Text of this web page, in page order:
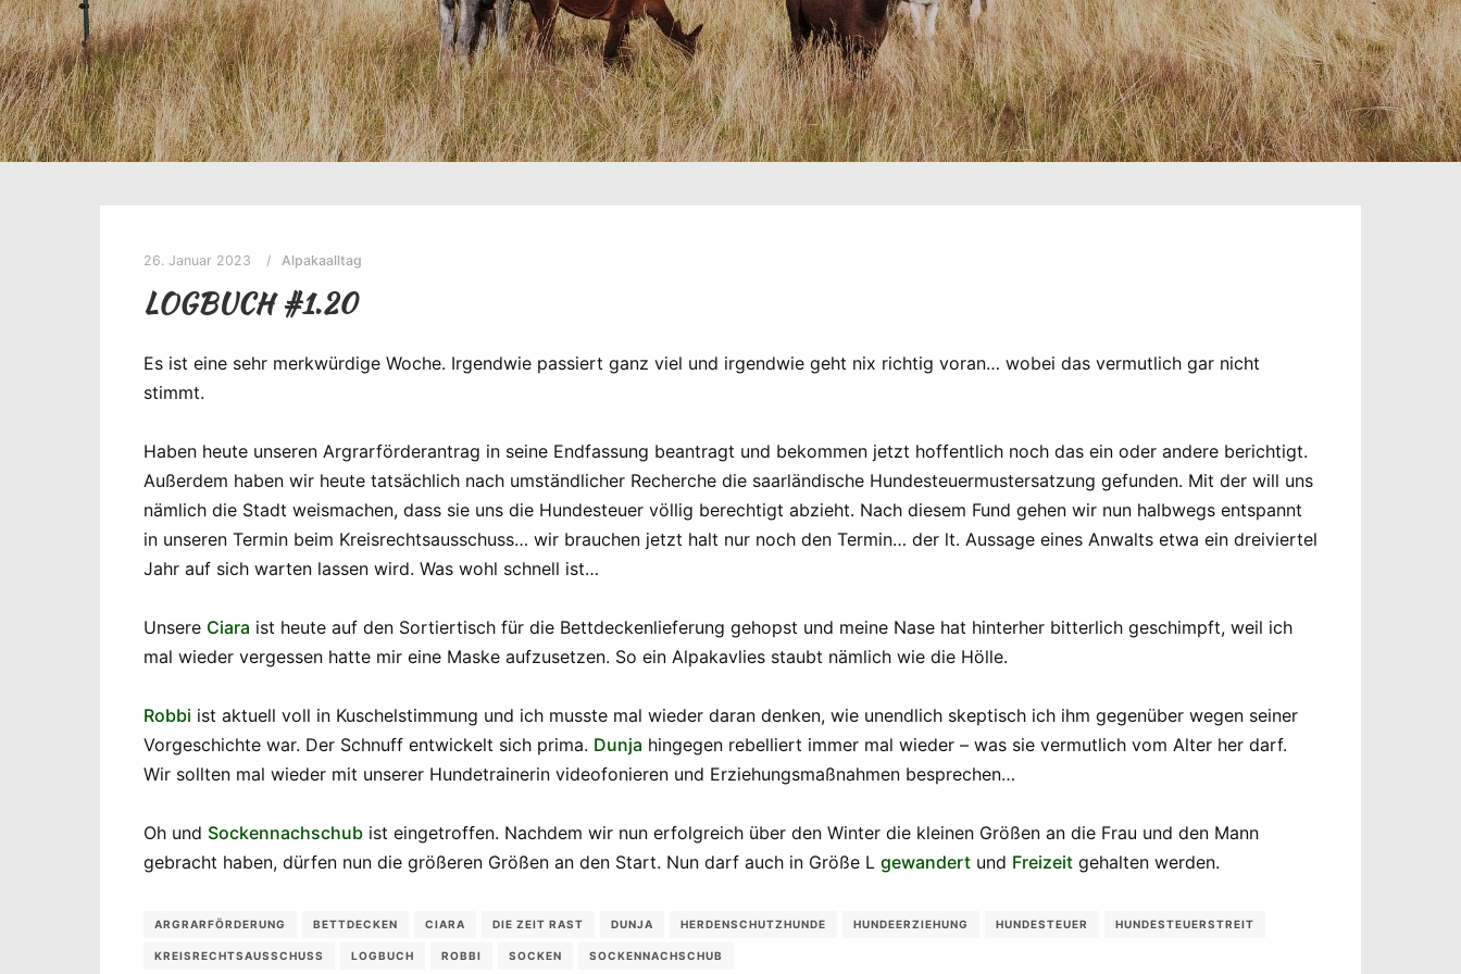
26. Januar 2023 Alpakaalltag
LOGBUCH #1.20
Es ist eine sehr merkwürdige Woche. Irgendwie passiert ganz viel und irgendwie geht nix richtig voran… wobei das vermutlich gar nicht
stimmt.
Haben heute unseren Argrarförderantrag in seine Endfassung beantragt und bekommen jetzt hoffentlich noch das ein oder andere berichtigt.
Außerdem haben wir heute tatsächlich nach umständlicher Recherche die saarländische Hundesteuermustersatzung gefunden. Mit der will uns
nämlich die Stadt weismachen, dass sie uns die Hundesteuer völlig berechtigt abzieht. Nach diesem Fund gehen wir nun halbwegs entspannt
in unseren Termin beim Kreisrechtsausschuss… wir brauchen jetzt halt nur noch den Termin… der lt. Aussage eines Anwalts etwa ein dreiviertel
Jahr auf sich warten lassen wird. Was wohl schnell ist…
Unsere Ciara ist heute auf den Sortiertisch für die Bettdeckenlieferung gehopst und meine Nase hat hinterher bitterlich geschimpft, weil ich
mal wieder vergessen hatte mir eine Maske aufzusetzen. So ein Alpakavlies staubt nämlich wie die Hölle.
Robbi ist aktuell voll in Kuschelstimmung und ich musste mal wieder daran denken, wie unendlich skeptisch ich ihm gegenüber wegen seiner
Vorgeschichte war. Der Schnuff entwickelt sich prima. Dunja hingegen rebelliert immer mal wieder – was sie vermutlich vom Alter her darf.
Wir sollten mal wieder mit unserer Hundetrainerin videofonieren und Erziehungsmaßnahmen besprechen…
Oh und Sockennachschub ist eingetroffen. Nachdem wir nun erfolgreich über den Winter die kleinen Größen an die Frau und den Mann
gebracht haben, dürfen nun die größeren Größen an den Start. Nun darf auch in Größe L gewandert und Freizeit gehalten werden.
ARGRARFÖRDERUNG BETTDECKEN CIARA DIE ZEIT RAST DUNJA HERDENSCHUTZHUNDE HUNDEERZIEHUNG HUNDESTEUER HUNDESTEUERSTREIT
KREISRECHTSAUSSCHUSS LOGBUCH ROBBI SOCKEN SOCKENNACHSCHUB